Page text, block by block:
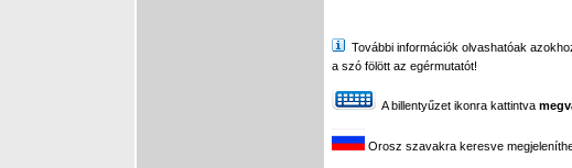
További információk olvashatóak
a szó fölött az egérmutatót!
A billentyűzet ikonra kattintva
Orosz szavakra keresve